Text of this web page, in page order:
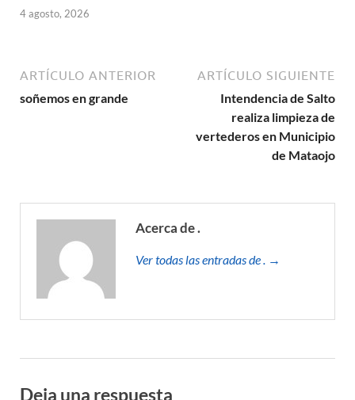
4 agosto, 2026
ARTÍCULO ANTERIOR
soñemos en grande
ARTÍCULO SIGUIENTE
Intendencia de Salto
realiza limpieza de
vertederos en Municipio
de Mataojo
Acerca de .
Ver todas las entradas de . →
Deja una respuesta